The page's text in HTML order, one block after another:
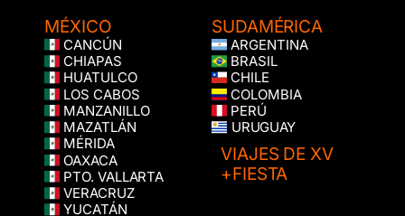
MÉXICO
CANCÚN
CHIAPAS
HUATULCO
LOS CABOS
MANZANILLO
MAZATLÁN
MÉRIDA
OAXACA
PTO. VALLARTA
VERACRUZ
YUCATÁN
SUDAMÉRICA
ARGENTINA
BRASIL
CHILE
COLOMBIA
PERÚ
URUGUAY
VIAJES DE XV
+FIESTA